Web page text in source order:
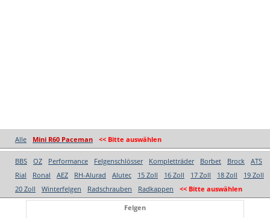
Alle Mini R60 Paceman << Bitte auswählen
BBS OZ Performance Felgenschlösser Kompletträder Borbet Brock
ATS
Rial
Ronal AEZ RH-Alurad Alutec 15 Zoll 16 Zoll 17 Zoll 18 Zoll
19 Zoll
20 Zoll
Winterfelgen Radschrauben Radkappen << Bitte auswählen
Felgen